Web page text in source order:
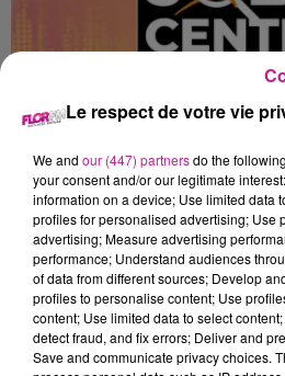
FLEURISTE (H/F)
GUEBWILLER
Vous serez chargé(e) d'exécuter
fonction sous l'autorité du gérant,
la vente, la conception florale,
décompte journalier de la caisse et
arrivages par rapport aux
Le respect de votre vie
We and our (447) partnersdo the
your consent and/or our legitimate
information on a device; Use limited data
profiles for personalised advertising; Use
advertising; Measure advertising
performance; Understand audiences
of data from different sources; Develop
profiles to personalise content; Use
content; Use limited data to select
detect fraud, and fix errors; Deliver and
Save and communicate privacy choices.